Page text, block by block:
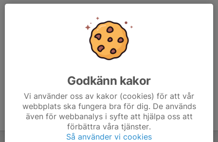
Godkänn kakor
Vi använder oss av kakor (cookies) för att vår
webbplats ska fungera bra för dig. De används
även för webbanalys i syfte att hjälpa oss att
förbättra våra tjänster.
Så använder vi cookies